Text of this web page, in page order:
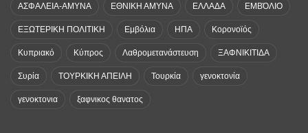
ΑΣΦΑΛΕΙΑ-ΑΜΥΝΑ ΕΘΝΙΚΗ ΑΜΥΝΑ ΕΛΛΑΔΑ ΕΜΒΌΛΙΟ
ΕΞΩΤΕΡΙΚΗ ΠΟΛΙΤΙΚΗ Εμβόλια ΗΠΑ Κορονοϊός
Κυπριακό Κύπρος Λαθρομετανάστευση ΞΑΦΝΙΚΙΤΙΔΑ
Συρία ΤΟΥΡΚΙΚΗ ΑΠΕΙΛΗ Τουρκία γενοκτονία
γενοκτονια ξαφνικος θανατος